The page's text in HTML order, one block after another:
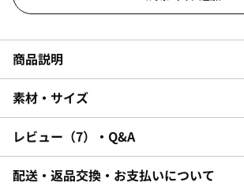
商品説明
素材・サイズ
レビュー 7 ・Q&A
配送・返品交換・お支払いについて